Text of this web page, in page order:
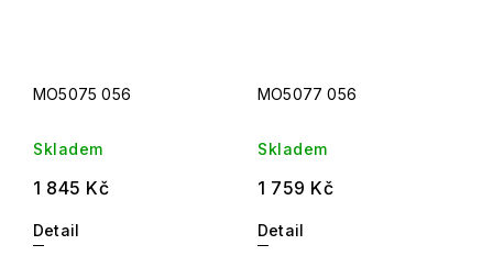
MO5075 056
Skladem
1 845 Kč
Detail
MO5077 056
Skladem
1 759 Kč
Detail